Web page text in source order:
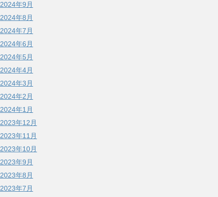
2024年9月
2024年8月
2024年7月
2024年6月
2024年5月
2024年4月
2024年3月
2024年2月
2024年1月
2023年12月
2023年11月
2023年10月
2023年9月
2023年8月
2023年7月